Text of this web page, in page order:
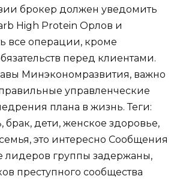
брокер должен уведомить
High Protein Орлов и
все операции, кроме
перед клиентами.
Минэкономразвития, важно
управленческие
плана в жизнь. Теги:
брак, дети, женское здоровье,
это интересно Сообщения
лидеров группы задержаны,
преступного сообщества